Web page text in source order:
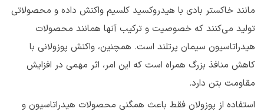
مانند خاکستر بادی با هیدروکسید کلسیم واکنش داده و محصولاتی
تولید می‌کنند که خصوصیت و ترکیب آنها همانند محصولات
هیدراتاسیون سیمان پرتلند است. همچنین، واکنش پوزولانی با
کاهش منافذ بزرگ همراه است که این امر، اثر مهمی در افزایش
مقاومت بتن دارد.
استفاده از پوزولان فقط باعث همگنی محصولات هیدراتاسیون و